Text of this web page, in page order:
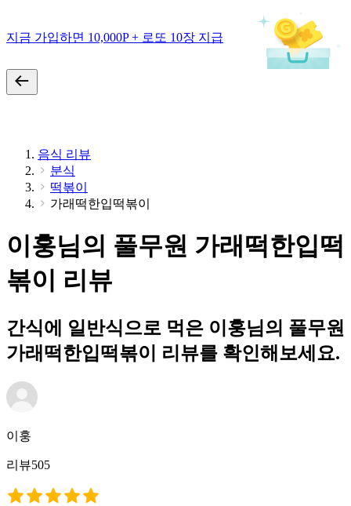
지금 가입하면 10,000P + 로또 10장 지급
음식 리뷰
분식
떡볶이
가래떡한입떡볶이
이훙님의 풀무원 가래떡한입떡
볶이 리뷰
간식에 일반식으로 먹은 이훙님의 풀무원
가래떡한입떡볶이 리뷰를 확인해보세요.
이훙
리뷰505